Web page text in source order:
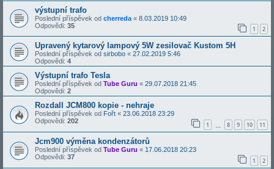
výstupní trafo
Poslední příspěvek od cherreda « 8.03.2019 10:49
Odpovědi: 35 1 2
Upravený kytarový lampový 5W zesilovač Kustom 5H
Poslední příspěvek od sirbobo « 27.02.2019 5:46
Odpovědi: 4
Výstupní trafo Tesla
Poslední příspěvek od Tube Guru « 29.07.2018 21:45
Odpovědi: 2
Rozdall JCM800 kopie - nehraje
Poslední příspěvek od Fořt « 23.06.2018 23:29
Odpovědi: 202 1 8 9 10 11
Jcm900 výměna kondenzátorů
Poslední příspěvek od Tube Guru « 17.06.2018 20:23
Odpovědi: 37 1 2